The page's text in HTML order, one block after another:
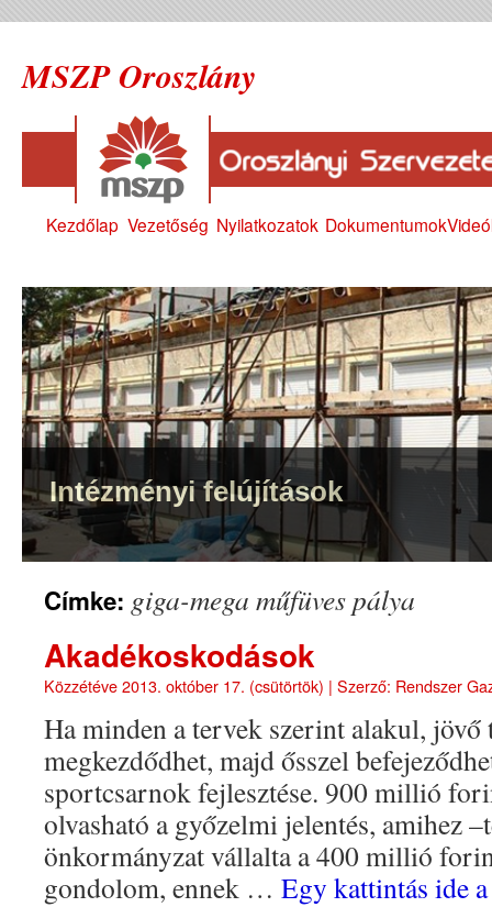
MSZP Oroszlány
Kezdőlap Vezetőség Nyilatkozatok Dokumentumok
Intézményi felújítások
Címke: giga-mega műfüves pálya
Akadékoskodások
Közzétéve2013. október 17. (csütörtök) | Szerző: Rendszer
Ha minden a tervek szerint alakul, jövő
megkezdődhet, majd ősszel
sportcsarnok fejlesztése. 900 millió
olvasható a győzelmi jelentés, amihez
önkormányzat vállalta a 400 millió
gondolom, ennek … Egy kattintás ide